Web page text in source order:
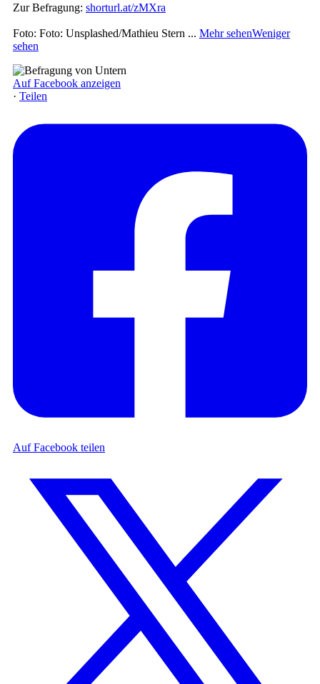
Zur Befragung: shorturl.at/zMXra
Foto: Foto: Unsplashed/Mathieu Stern ... Mehr sehenWeniger
sehen
Auf Facebook anzeigen
· Teilen
Auf Facebook teilen